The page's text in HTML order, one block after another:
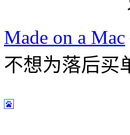
Made on a Mac
不想为落后买